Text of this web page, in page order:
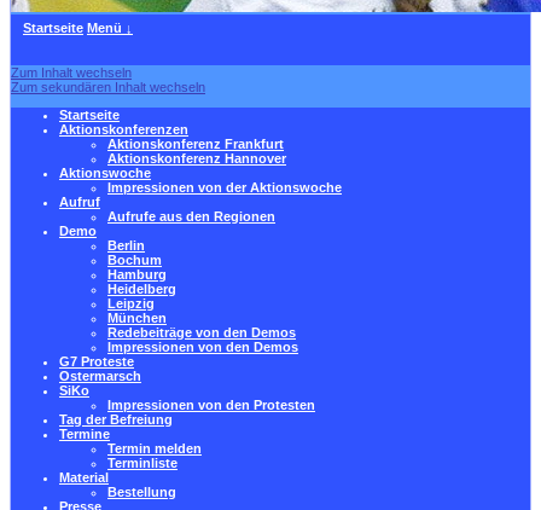
Startseite Menü ↓
Zum Inhalt wechseln
Zum sekundären Inhalt wechseln
Startseite
Aktionskonferenzen
Aktionskonferenz Frankfurt
Aktionskonferenz Hannover
Aktionswoche
Impressionen von der Aktionswoche
Aufruf
Aufrufe aus den Regionen
Demo
Berlin
Bochum
Hamburg
Heidelberg
Leipzig
München
Redebeiträge von den Demos
Impressionen von den Demos
G7 Proteste
Ostermarsch
SiKo
Impressionen von den Protesten
Tag der Befreiung
Termine
Termin melden
Terminliste
Material
Bestellung
Presse